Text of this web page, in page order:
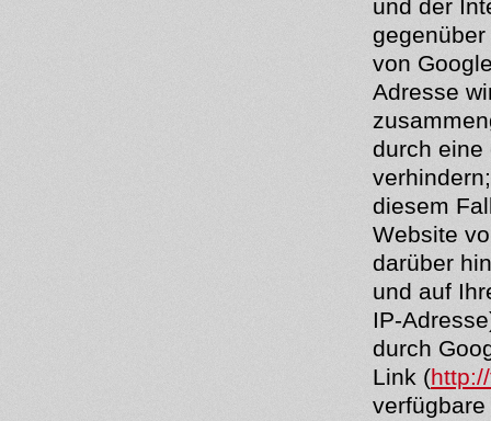
und der
von
Adresse
durch eine
diesem
Website
darüber
und auf
IP-
durch
Link (